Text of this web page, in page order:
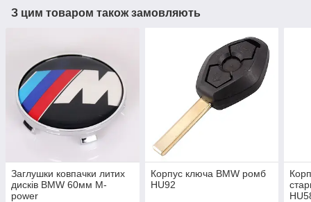
З цим товаром також замовляють
Заглушки ковпачки литих
дисків BMW 60мм M-
power
Корпус ключа BMW ромб
HU92